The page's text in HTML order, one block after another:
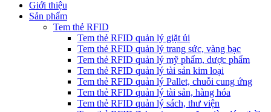
Giới thiệu
Sản phẩm
Tem thẻ RFID
Tem thẻ RFID quản lý giặt ủi
Tem thẻ RFID quản lý trang sức, vàng bạc
Tem thẻ RFID quản lý mỹ phẩm, dược phẩm
Tem thẻ RFID quản lý tài sản kim loại
Tem thẻ RFID quản lý Pallet, chuỗi cung ứng
Tem thẻ RFID quản lý tài sản, hàng hóa
Tem thẻ RFID quản lý sách, thư viện